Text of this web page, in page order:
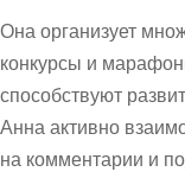
Она организует
конкурсы и
способствуют
Анна активно
на комментарии и